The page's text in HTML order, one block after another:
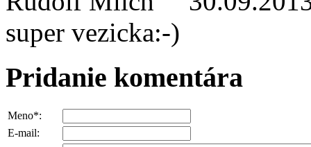
super vezicka:-)
Pridanie komentára
Meno*:
E-mail: